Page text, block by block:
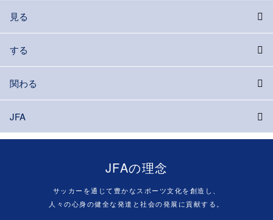
見る
する
関わる
JFA
JFAの理念
サッカーを通じて豊かなスポーツ文化を創造し、
人々の心身の健全な発達と社会の発展に貢献する。